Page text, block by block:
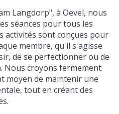
Langdorp", à Oevel, nous
séances pour tous les
activités sont conçues pour
membre, qu'il s'agisse
de se perfectionner ou de
Nous croyons fermement
moyen de maintenir une
tout en créant des